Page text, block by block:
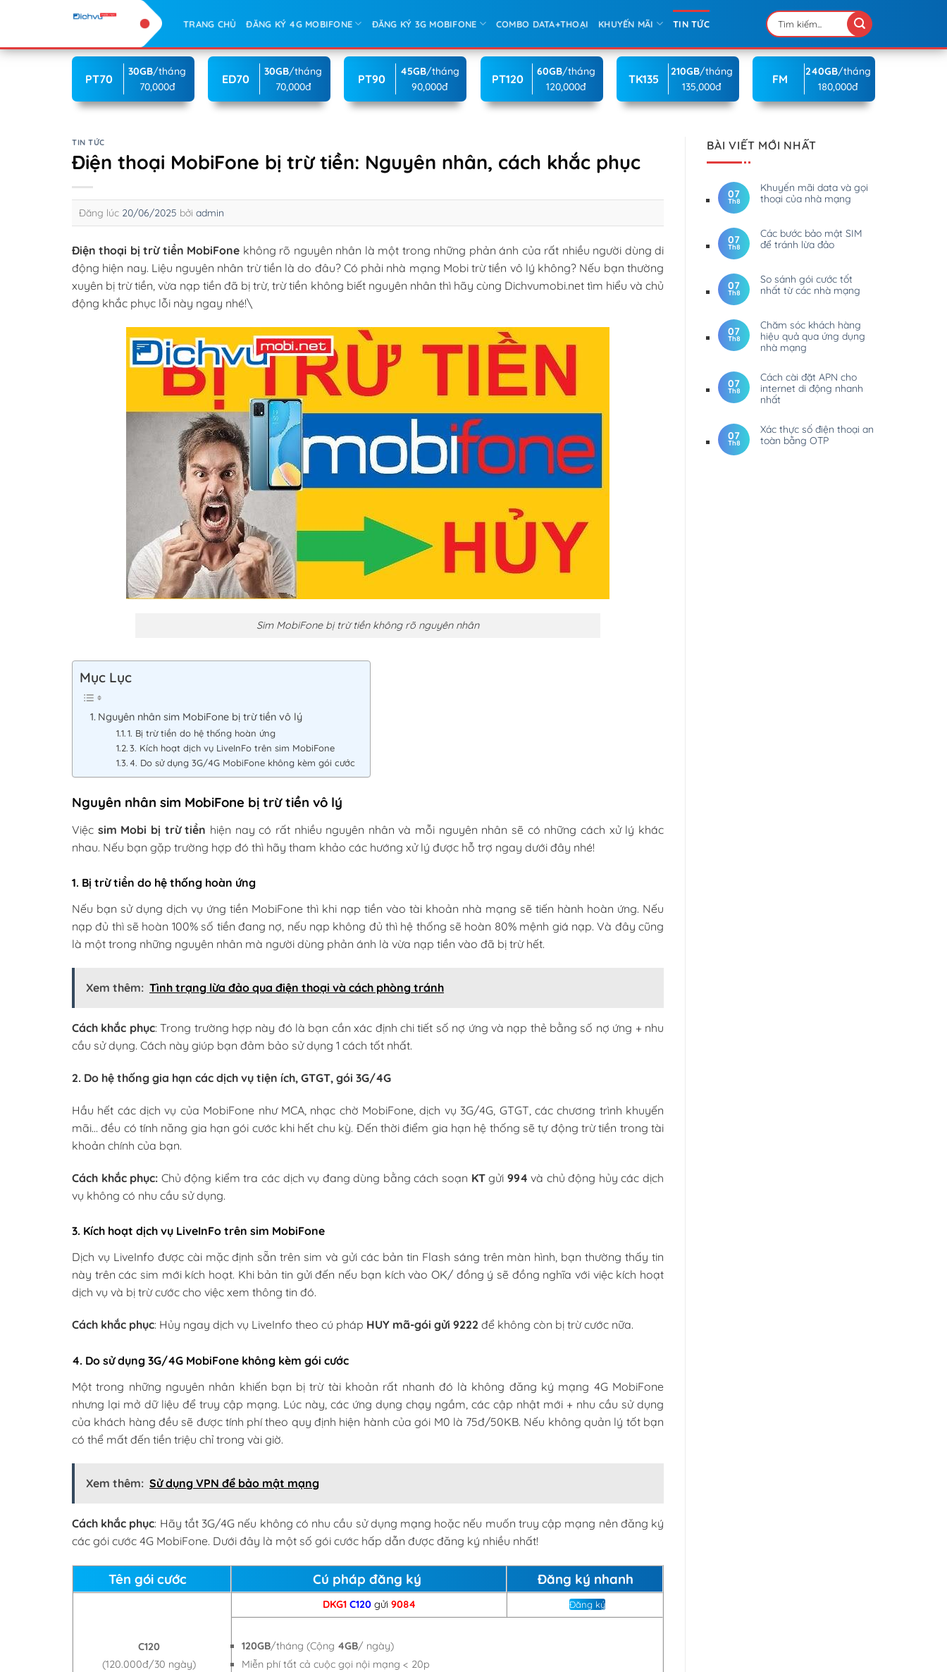
content
TRANG CHỦ ĐĂNG KÝ 4G MOBIFONE ĐĂNG KÝ 3G MOBIFONE COMBO DATA+THOẠI KHUYẾN MÃI TIN TỨC
PT70
30GB/tháng
70,000đ
ED70
30GB/tháng
70,000đ
PT90
45GB/tháng
90,000đ
PT120
60GB/tháng
120,000đ
TK135
210GB/tháng
135,000đ
FM
240GB/tháng
180,000đ
TIN TỨC
Điện thoại MobiFone bị trừ tiền: Nguyên nhân, cách khắc phục
Đăng lúc 20/06/2025 bởi admin
Điện thoại bị trừ tiền MobiFone không rõ nguyên nhân là một trong những phản ánh của rất nhiều người dùng di
động hiện nay. Liệu nguyên nhân trừ tiền là do đâu? Có phải nhà mạng Mobi trừ tiền vô lý không? Nếu bạn thường
xuyên bị trừ tiền, vừa nạp tiền đã bị trừ, trừ tiền không biết nguyên nhân thì hãy cùng Dichvumobi.net tìm hiểu và chủ
động khắc phục lỗi này ngay nhé!\
Sim MobiFone bị trừ tiền không rõ nguyên nhân
Mục Lục
Nguyên nhân sim MobiFone bị trừ tiền vô lý
1. Bị trừ tiền do hệ thống hoàn ứng
3. Kích hoạt dịch vụ LiveInFo trên sim MobiFone
4. Do sử dụng 3G/4G MobiFone không kèm gói cước
Nguyên nhân sim MobiFone bị trừ tiền vô lý
Việc sim Mobi bị trừ tiền hiện nay có rất nhiều nguyên nhân và mỗi nguyên nhân sẽ có những cách xử lý khác
nhau. Nếu bạn gặp trường hợp đó thì hãy tham khảo các hướng xử lý được hỗ trợ ngay dưới đây nhé!
1. Bị trừ tiền do hệ thống hoàn ứng
Nếu bạn sử dụng dịch vụ ứng tiền MobiFone thì khi nạp tiền vào tài khoản nhà mạng sẽ tiến hành hoàn ứng. Nếu
nạp đủ thì sẽ hoàn 100% số tiền đang nợ, nếu nạp không đủ thì hệ thống sẽ hoàn 80% mệnh giá nạp. Và đây cũng
là một trong những nguyên nhân mà người dùng phản ánh là vừa nạp tiền vào đã bị trừ hết.
Xem thêm: Tình trạng lừa đảo qua điện thoại và cách phòng tránh
Cách khắc phục: Trong trường hợp này đó là bạn cần xác định chi tiết số nợ ứng và nạp thẻ bằng số nợ ứng + nhu
cầu sử dụng. Cách này giúp bạn đảm bảo sử dụng 1 cách tốt nhất.
2. Do hệ thống gia hạn các dịch vụ tiện ích, GTGT, gói 3G/4G
Hầu hết các dịch vụ của MobiFone như MCA, nhạc chờ MobiFone, dịch vụ 3G/4G, GTGT, các chương trình khuyến
mãi… đều có tính năng gia hạn gói cước khi hết chu kỳ. Đến thời điểm gia hạn hệ thống sẽ tự động trừ tiền trong tài
khoản chính của bạn.
Cách khắc phục: Chủ động kiểm tra các dịch vụ đang dùng bằng cách soạn KTgửi 994 và chủ động hủy các dịch
vụ không có nhu cầu sử dụng.
3. Kích hoạt dịch vụ LiveInFo trên sim MobiFone
Dịch vụ LiveInfo được cài mặc định sẵn trên sim và gửi các bản tin Flash sáng trên màn hình, bạn thường thấy tin
này trên các sim mới kích hoạt. Khi bản tin gửi đến nếu bạn kích vào OK/ đồng ý sẽ đồng nghĩa với việc kích hoạt
dịch vụ và bị trừ cước cho việc xem thông tin đó.
Cách khắc phục: Hủy ngay dịch vụ LiveInfo theo cú pháp HUY mã-gói gửi 9222 để không còn bị trừ cước nữa.
4. Do sử dụng 3G/4G MobiFone không kèm gói cước
Một trong những nguyên nhân khiến bạn bị trừ tài khoản rất nhanh đó là không đăng ký mạng 4G MobiFone
nhưng lại mở dữ liệu để truy cập mạng. Lúc này, các ứng dụng chạy ngầm, các cập nhật mới + nhu cầu sử dụng
của khách hàng đều sẽ được tính phí theo quy định hiện hành của gói M0 là 75đ/50KB. Nếu không quản lý tốt bạn
có thể mất đến tiền triệu chỉ trong vài giờ.
Xem thêm: Sử dụng VPN để bảo mật mạng
Cách khắc phục: Hãy tắt 3G/4G nếu không có nhu cầu sử dụng mạng hoặc nếu muốn truy cập mạng nên đăng ký
các gói cước 4G MobiFone. Dưới đây là một số gói cước hấp dẫn được đăng ký nhiều nhất!
Tên gói cước Cú pháp đăng ký Đăng ký nhanh
C120
(120.000đ/30 ngày)
DKG1 C120gửi 9084 Đăng ký
120GB/tháng (Cộng 4GB/ ngày)
Miễn phí tất cả cuộc gọi nội mạng < 20p
BÀI VIẾT MỚI NHẤT
07
Th8
Khuyến mãi data và gọi
thoại của nhà mạng
07
Th8
Các bước bảo mật SIM
để tránh lừa đảo
07
Th8
So sánh gói cước tốt
nhất từ các nhà mạng
07
Th8
Chăm sóc khách hàng
hiệu quả qua ứng dụng
nhà mạng
07
Th8
Cách cài đặt APN cho
internet di động nhanh
nhất
07
Th8
Xác thực số điện thoại an
toàn bằng OTP